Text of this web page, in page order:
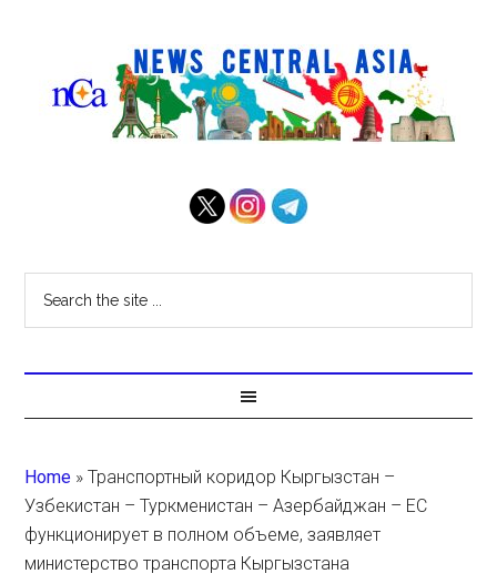
Home »Транспортный коридор Кыргызстан –
Узбекистан – Туркменистан – Азербайджан – ЕС
функционирует в полном объеме, заявляет
министерство транспорта Кыргызстана